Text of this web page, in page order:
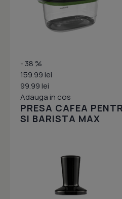
- 38 %
159.99 lei
99.99 lei
Adauga in cos
PRESA CAFEA
SI BARISTA MAX